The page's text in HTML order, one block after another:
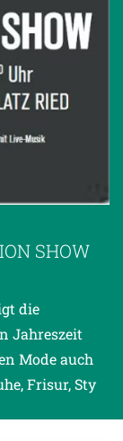
SHOW
die
Jahreszeit
Mode auch
Frisur, Sty